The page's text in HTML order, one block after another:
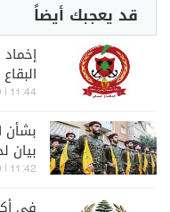
قد يعجبك أيضاً
11:44 | 2026-08-09
بشأن
بيان
11:42 | 2026-08-09